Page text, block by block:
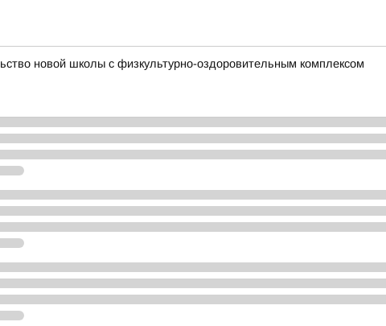
новой школы с физкультурно-оздоровительным комплексом